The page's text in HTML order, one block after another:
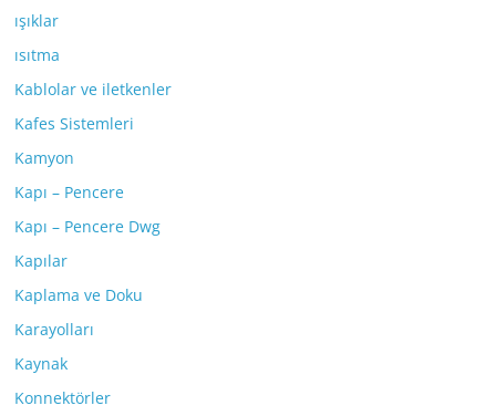
ışıklar
ısıtma
Kablolar ve iletkenler
Kafes Sistemleri
Kamyon
Kapı – Pencere
Kapı – Pencere Dwg
Kapılar
Kaplama ve Doku
Karayolları
Kaynak
Konnektörler